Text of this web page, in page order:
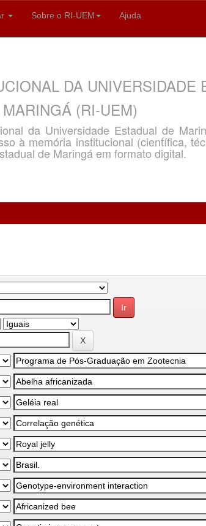
Sobre o RI-UEM Ajuda
DA UNIVERSIDADE
(RI-UEM)
da Universidade Estadual de
à memória institucional (científica,
de Maringá em formato digital.